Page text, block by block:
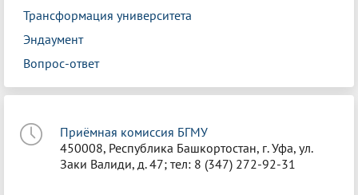
Трансформация университета
Эндаумент
Вопрос-ответ
Приёмная комиссия БГМУ
450008, Республика Башкортостан, г. Уфа, ул.
Заки Валиди, д. 47; тел: 8 (347) 272-92-31